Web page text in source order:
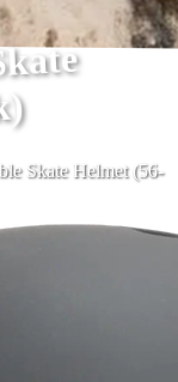
Skate Helmet (56-